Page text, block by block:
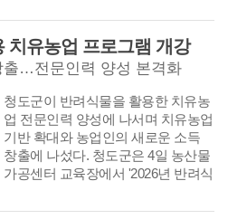
볼 수 있다. 9판 총론 조에 수록된 글
에서 속집 간행의 연원을 살펴볼 수
주요 저수지를 찾아 저수율과 용수
확보 실태를 점검했다고 밝혔다.
치유농업 프로그램 개강
출…전문인력 양성 본격화
​​​​​​​청도군이 반려식물을 활용한 치유농
업 전문인력 양성에 나서며 치유농업
기반 확대와 농업인의 새로운 소득
창출에 나섰다. 청도군은 4일 농산물
가공센터 교육장에서 '2026년 반려식
을 열고 본격적인 교육을 시작했다고